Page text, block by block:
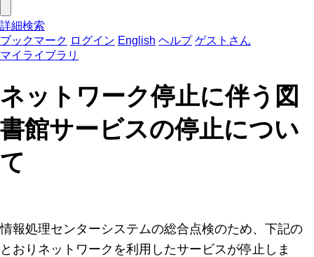
詳細検索
ブックマーク ログイン English ヘルプ ゲストさん
マイライブラリ
ネットワーク停止に伴う図
書館サービスの停止につい
て
情報処理センターシステムの総合点検のため、下記の
とおりネットワークを利用したサービスが停止しま